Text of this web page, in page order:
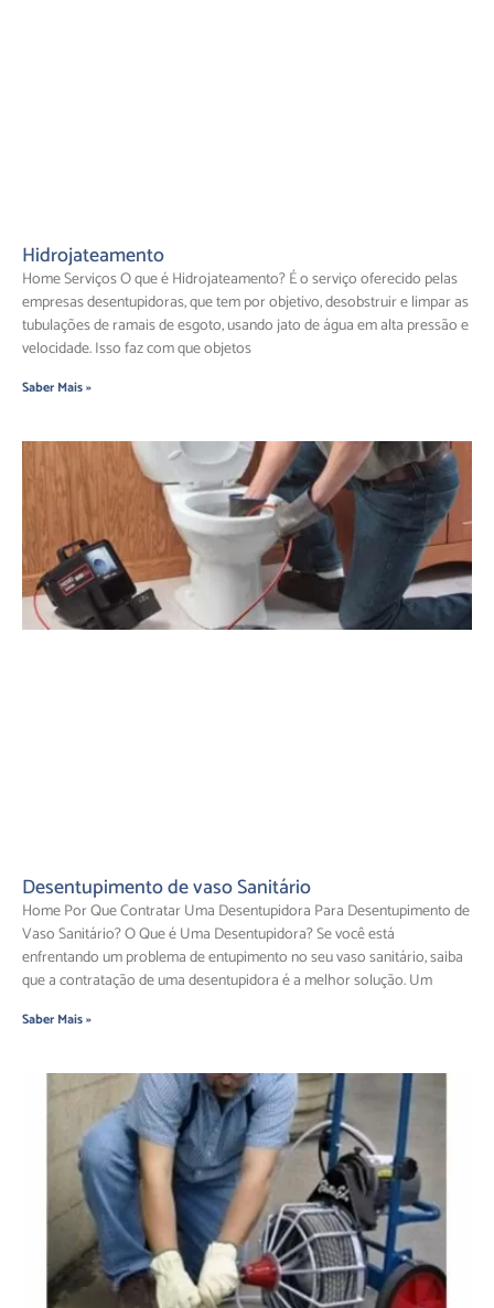
Hidrojateamento
Home Serviços O que é Hidrojateamento? É o serviço oferecido pelas
empresas desentupidoras, que tem por objetivo, desobstruir e limpar as
tubulações de ramais de esgoto, usando jato de água em alta pressão e
velocidade. Isso faz com que objetos
Saber Mais »
Desentupimento de vaso Sanitário
Home Por Que Contratar Uma Desentupidora Para Desentupimento de
Vaso Sanitário? O Que é Uma Desentupidora? Se você está
enfrentando um problema de entupimento no seu vaso sanitário, saiba
que a contratação de uma desentupidora é a melhor solução. Um
Saber Mais »